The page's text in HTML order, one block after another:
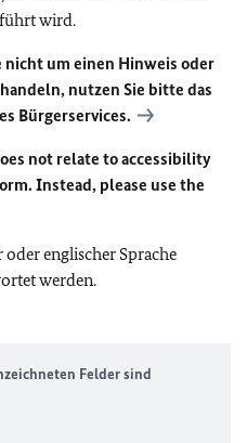
wird.
um einen Hinweis oder
nutzen Sie bitte das
Bürgerservices.
not relate to accessibility
Instead, please use the
englischer Sprache
werden.
Felder sind